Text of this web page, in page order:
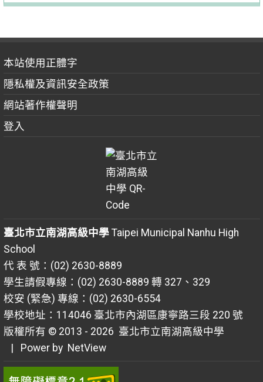
本站使用正體字
隱私權及資訊安全政策
網站著作權聲明
登入
臺北市立南湖高級中學Taipei Municipal Nanhu High
School
代 表 號：(02) 2630-8889
學生請假專線：(02) 2630-8889 轉 327、329
校安 (緊急) 專線：(02) 2630-6554
學校地址：114046 臺北市內湖區康寧路三段 220 號
版權所有 © 2013 - 2026 臺北市立南湖高級中學
| Power by NetView